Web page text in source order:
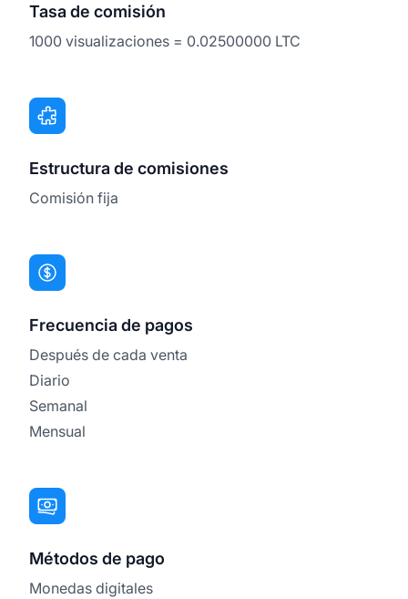
Tasa de comisión
1000 visualizaciones = 0.02500000 LTC
Estructura de comisiones
Comisión fija
Frecuencia de pagos
Después de cada venta
Diario
Semanal
Mensual
Métodos de pago
Monedas digitales